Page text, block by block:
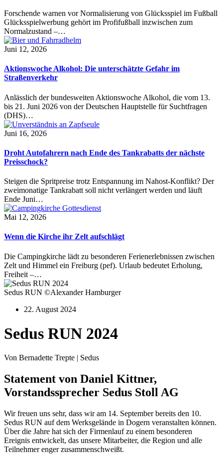
Forschende warnen vor Normalisierung von Glücksspiel im Fußball
Glücksspielwerbung gehört im Profifußball inzwischen zum
Normalzustand –…
Juni 12, 2026
Aktionswoche Alkohol: Die unterschätzte Gefahr im
Straßenverkehr
Anlässlich der bundesweiten Aktionswoche Alkohol, die vom 13.
bis 21. Juni 2026 von der Deutschen Hauptstelle für Suchtfragen
(DHS)…
Juni 16, 2026
Droht Autofahrern nach Ende des Tankrabatts der nächste
Preisschock?
Steigen die Spritpreise trotz Entspannung im Nahost-Konflikt? Der
zweimonatige Tankrabatt soll nicht verlängert werden und läuft
Ende Juni…
Mai 12, 2026
Wenn die Kirche ihr Zelt aufschlägt
Die Campingkirche lädt zu besonderen Ferienerlebnissen zwischen
Zelt und Himmel ein Freiburg (pef). Urlaub bedeutet Erholung,
Freiheit –…
Sedus RUN ©Alexander Hamburger
22. August 2024
Sedus RUN 2024
Von Bernadette Trepte | Sedus
Statement von Daniel Kittner,
Vorstandssprecher Sedus Stoll AG
Wir freuen uns sehr, dass wir am 14. September bereits den 10.
Sedus RUN auf dem Werksgelände in Dogern veranstalten können.
Über die Jahre hat sich der Firmenlauf zu einem besonderen
Ereignis entwickelt, das unsere Mitarbeiter, die Region und alle
Teilnehmer enger zusammenschweißt.